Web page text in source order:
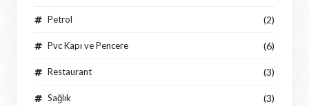
Petrol (2)
Pvc Kapı ve Pencere (6)
Restaurant (3)
Sağlık (3)